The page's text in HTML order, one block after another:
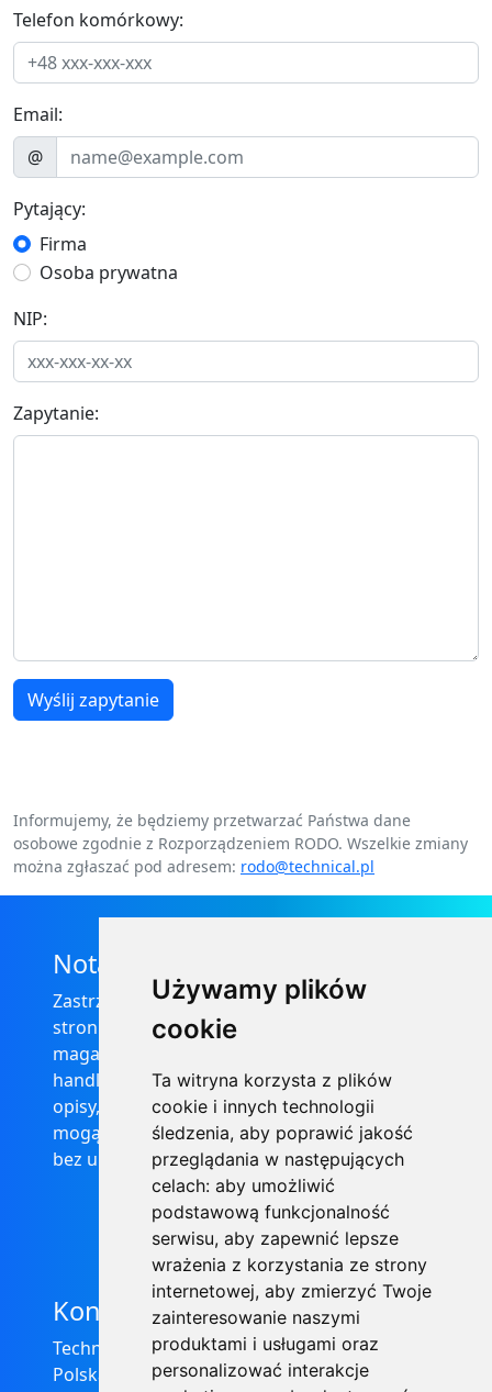
Używamy plików
cookie
Ta witryna korzysta z plików
cookie i innych technologii
śledzenia, aby poprawić jakość
przeglądania w następujących
celach: aby umożliwić
podstawową funkcjonalność
serwisu, aby zapewnić lepsze
wrażenia z korzystania ze strony
internetowej, aby zmierzyć Twoje
zainteresowanie naszymi
produktami i usługami oraz
personalizować interakcje
Telefon komórkowy:
Email:
@
Pytający:
Firma
Osoba prywatna
NIP:
Zapytanie:
Wyślij zapytanie
Informujemy, że będziemy przetwarzać Państwa dane
osobowe zgodnie z Rozporządzeniem RODO. Wszelkie zmiany
można zgłaszać pod adresem: rodo@technical.pl
Nota prawna
Zastrzega się, że informacje zamieszczone na
stronie internetowej https://informator-
magazynowy.technical.pl/ nie stanowią oferty
handlowej w rozumieniu prawa, ponadto
opisy, dane techniczne i pozostałe informacje
mogą ulec zmianie bez podania przyczyny i
bez uprzedzenia.
Kontakt
Technical Grzegorz Tęgos
Polska, 62-600 Koło, ul. Toruńska 212